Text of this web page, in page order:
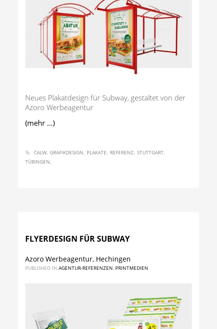
Neues Plakatdesign für Subway, gestaltet von der
Azoro Werbeagentur
(mehr …)
CALW GRAFIKDESIGN PLAKATE REFERENZ STUTTGART
TÜBINGEN
FLYERDESIGN FÜR SUBWAY
Azoro Werbeagentur, Hechingen
PUBLISHED IN AGENTUR-REFERENZEN, PRINTMEDIEN